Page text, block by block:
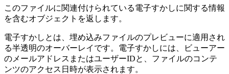
このファイルに関連付けられている電子すかしに関する情報
を含むオブジェクトを返します。
電子すかしとは、埋め込みファイルのプレビューに適用され
る半透明のオーバーレイです。電子すかしには、ビューアー
のメールアドレスまたはユーザーIDと、ファイルのコンテ
ンツのアクセス日時が表示されます。